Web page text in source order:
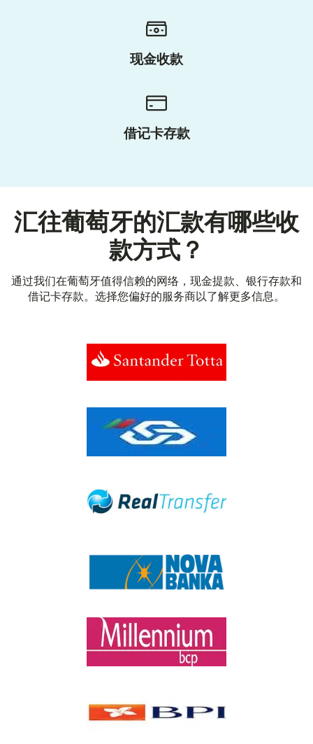
现金收款
借记卡存款
汇往葡萄牙的汇款有哪些收
款方式？
通过我们在葡萄牙值得信赖的网络，现金提款、银行存款和
借记卡存款。选择您偏好的服务商以了解更多信息。